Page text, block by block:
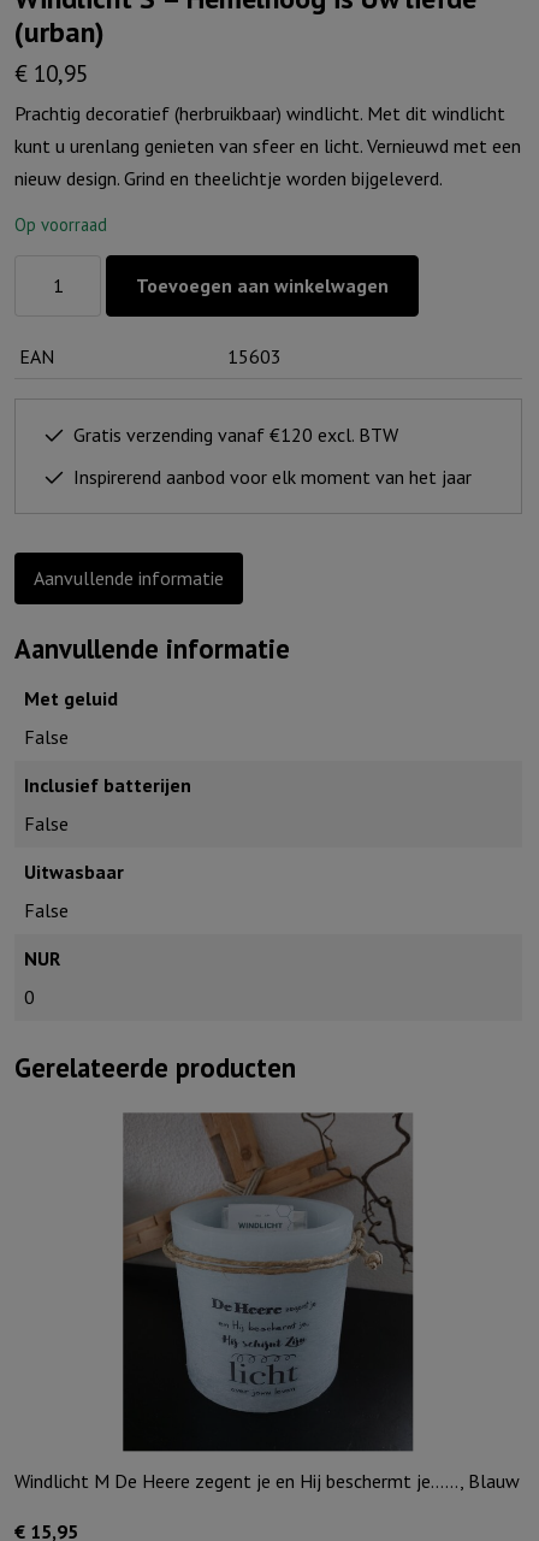
(urban)
€ 10,95
Prachtig decoratief (herbruikbaar) windlicht. Met dit windlicht
kunt u urenlang genieten van sfeer en licht. Vernieuwd met een
nieuw design. Grind en theelichtje worden bijgeleverd.
Op voorraad
Hemelhoog
is
Toevoegen aan winkelwagen
EAN 15603
Gratis verzending vanaf €120 excl. BTW
Inspirerend aanbod voor elk moment van het jaar
Aanvullende informatie
Aanvullende informatie
Met geluid
False
Inclusief batterijen
False
Uitwasbaar
False
NUR
0
Gerelateerde producten
Windlicht M De Heere zegent je en Hij beschermt je……, Blauw
€ 15,95